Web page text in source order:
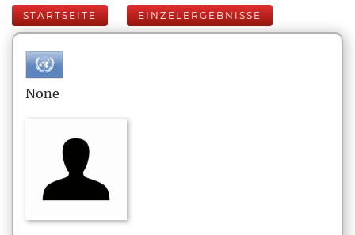
STARTSEITE EINZELERGEBNISSE
None